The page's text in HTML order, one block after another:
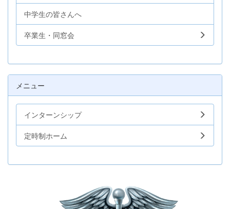
中学生の皆さんへ
卒業生・同窓会
メニュー
インターンシップ
定時制ホーム